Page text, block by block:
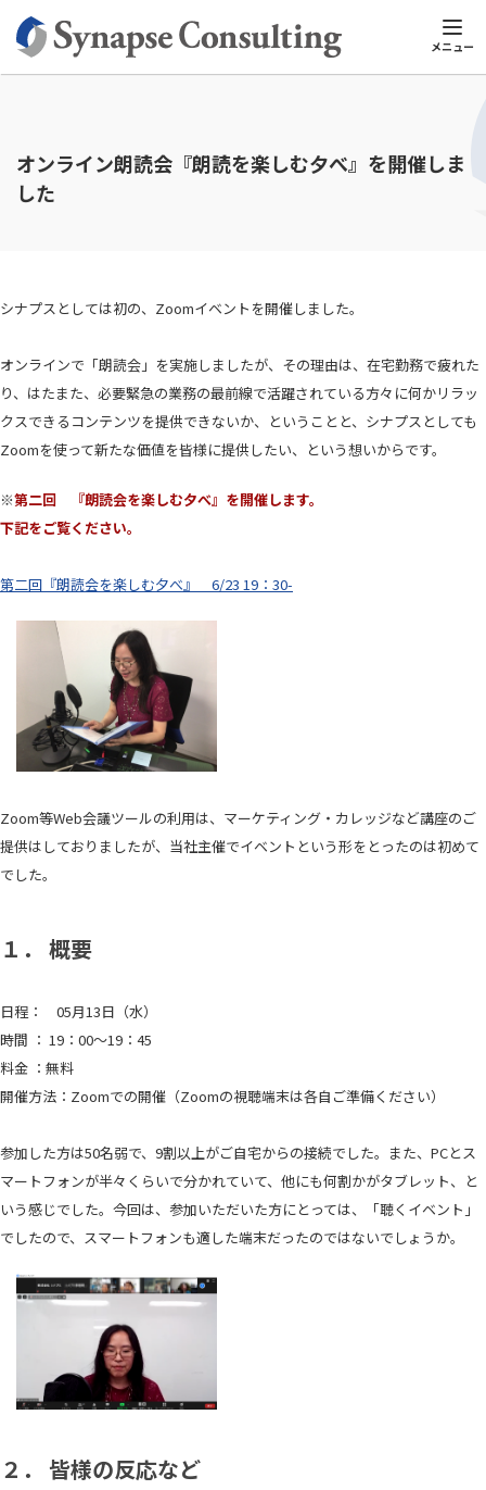
メニュー
シナプスTOP シナプスビジネスナレッジ 人材育成のポイント
オンライン朗読会『朗読を楽しむ夕べ』を開催しま
した
シナプスとしては初の、Zoomイベントを開催しました。
オンラインで「朗読会」を実施しましたが、その理由は、在宅勤務で疲れた
り、はたまた、必要緊急の業務の最前線で活躍されている方々に何かリラッ
クスできるコンテンツを提供できないか、ということと、シナプスとしても
Zoomを使って新たな価値を皆様に提供したい、という想いからです。
※第二回 『朗読会を楽しむ夕べ』を開催します。
下記をご覧ください。
第二回『朗読会を楽しむ夕べ』 6/23 19：30-
Zoom等Web会議ツールの利用は、マーケティング・カレッジなど講座のご
提供はしておりましたが、当社主催でイベントという形をとったのは初めて
でした。
１． 概要
日程： 05月13日（水）
時間 ： 19：00～19：45
料金 ：無料
開催方法：Zoomでの開催（Zoomの視聴端末は各自ご準備ください）
参加した方は50名弱で、9割以上がご自宅からの接続でした。また、PCとス
マートフォンが半々くらいで分かれていて、他にも何割かがタブレット、と
いう感じでした。今回は、参加いただいた方にとっては、「聴くイベント」
でしたので、スマートフォンも適した端末だったのではないでしょうか。
２． 皆様の反応など